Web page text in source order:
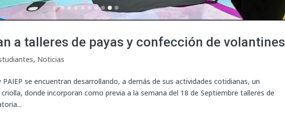
a talleres de payas y confección de volantines
, Noticias
PAIEP se encuentran desarrollando, a demás de sus actividades cotidianas, un
donde incorporan como previa a la semana del 18 de Septiembre talleres de